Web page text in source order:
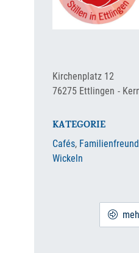
Kirchenplatz 12
76275 Ettlingen
KATEGORIE
Cafés,
Wickeln